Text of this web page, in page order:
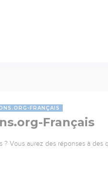
FRANÇAIS
Français
? Vous aurez des réponses à des